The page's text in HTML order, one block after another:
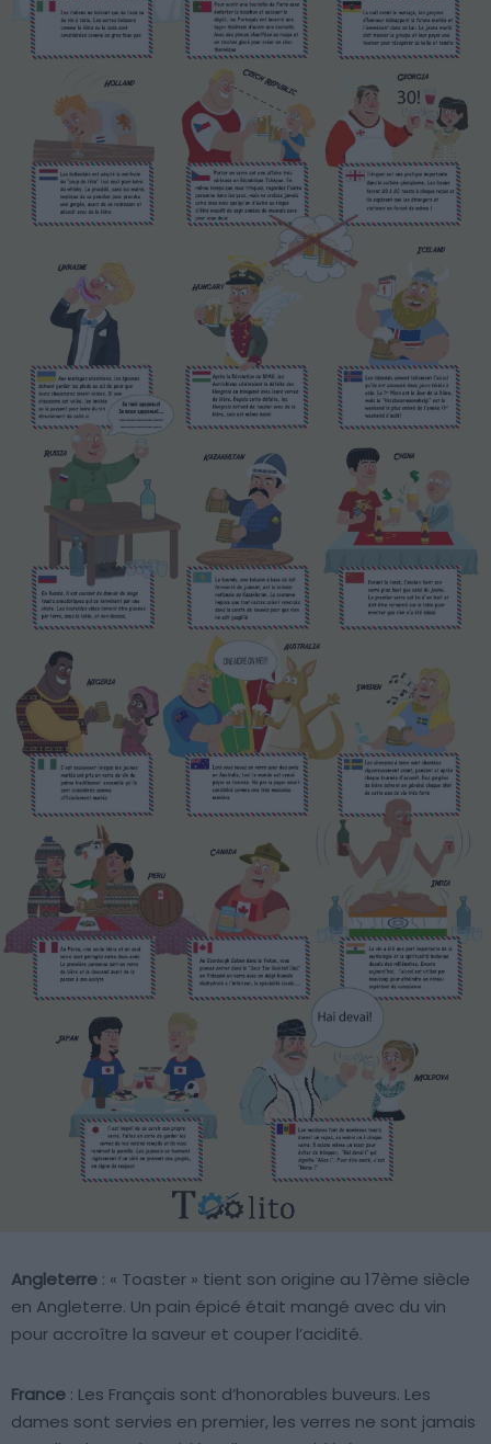
Angleterre : « Toaster » tient son origine au 17ème siècle
en Angleterre. Un pain épicé était mangé avec du vin
pour accroître la saveur et couper l’acidité.
France : Les Français sont d’honorables buveurs. Les
dames sont servies en premier, les verres ne sont jamais